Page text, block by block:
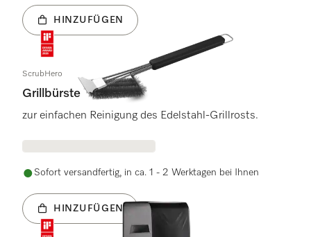
HINZUFÜGEN
ScrubHero
Grillbürste
zur einfachen Reinigung des Edelstahl-Grillrosts.
Sofort versandfertig, in ca. 1 - 2 Werktagen bei Ihnen
HINZUFÜGEN